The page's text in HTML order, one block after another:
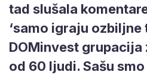
tad slušala
‘samo igraju ozbiljne
DOMinvest
od 60 ljudi. Sašu